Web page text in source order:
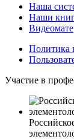
Наша
Наши
Политика
Участие в